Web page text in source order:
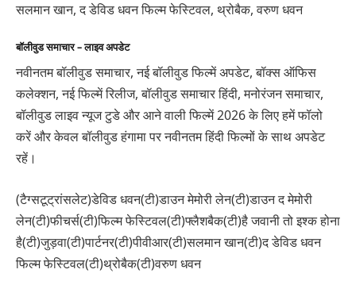
सलमान खान, द डेविड धवन फिल्म फेस्टिवल, थ्रोबैक, वरुण धवन
बॉलीवुड समाचार – लाइव अपडेट
नवीनतम बॉलीवुड समाचार, नई बॉलीवुड फिल्में अपडेट, बॉक्स ऑफिस
कलेक्शन, नई फिल्में रिलीज, बॉलीवुड समाचार हिंदी, मनोरंजन समाचार,
बॉलीवुड लाइव न्यूज टुडे और आने वाली फिल्में 2026 के लिए हमें फॉलो
करें और केवल बॉलीवुड हंगामा पर नवीनतम हिंदी फिल्मों के साथ अपडेट
रहें।
(टैग्सटूट्रांसलेट)डेविड धवन(टी)डाउन मेमोरी लेन(टी)डाउन द मेमोरी
लेन(टी)फीचर्स(टी)फिल्म फेस्टिवल(टी)फ्लैशबैक(टी)है जवानी तो इश्क होना
है(टी)जुड़वा(टी)पार्टनर(टी)पीवीआर(टी)सलमान खान(टी)द डेविड धवन
फिल्म फेस्टिवल(टी)थ्रोबैक(टी)वरुण धवन